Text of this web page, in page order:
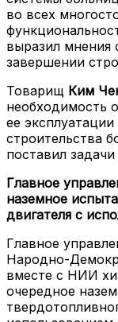
во всех
выразил
завершении
Товарищ Ким
необходимость
ее
строительства
поставил
Главное
наземное
двигателя с
Главное
Народно-
вместе с НИИ
очередное